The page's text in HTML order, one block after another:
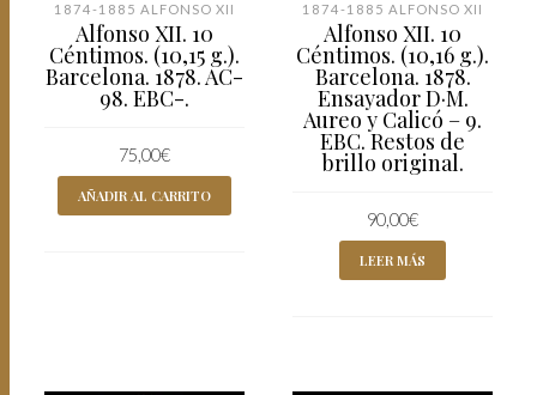
1874-1885 ALFONSO XII
Alfonso XII. 10
Céntimos. (10,15 g.).
Barcelona. 1878. AC-
98. EBC-.
75,00€
AÑADIR AL CARRITO
1874-1885 ALFONSO XII
Alfonso XII. 10
Céntimos. (10,16 g.).
Barcelona. 1878.
Ensayador D·M.
Aureo y Calicó – 9.
EBC. Restos de
brillo original.
90,00€
LEER MÁS